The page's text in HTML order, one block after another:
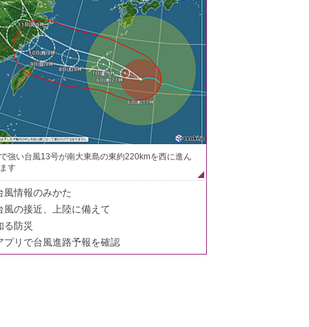
強い台風13号が南大東島の東約220kmを西に進ん
す
風情報のみかた
風の接近、上陸に備えて
る防災
プリで台風進路予報を確認